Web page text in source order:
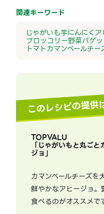
関連キーワード
じゃがいも芋にんにくア
ブロッコリー野菜バゲ
トマトカマンベールチー
このレシピの提供
TOPVALU
「じゃがいもと丸ごと
ジョ」
カマンベールチーズを
鮮やかなアヒージョ。
食べるのがオススメです